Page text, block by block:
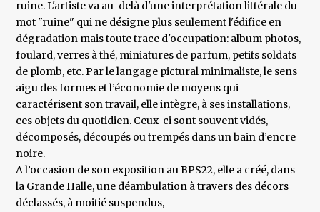
ruine. L'artiste va au-delà d'une interprétation littérale du
mot "ruine" qui ne désigne plus seulement l'édifice en
dégradation mais toute trace d'occupation: album photos,
foulard, verres à thé, miniatures de parfum, petits soldats
de plomb, etc. Par le langage pictural minimaliste, le sens
aigu des formes et l’économie de moyens qui
caractérisent son travail, elle intègre, à ses installations,
ces objets du quotidien. Ceux-ci sont souvent vidés,
décomposés, découpés ou trempés dans un bain d’encre
noire.
A l’occasion de son exposition au BPS22, elle a créé, dans
la Grande Halle, une déambulation à travers des décors
déclassés, à moitié suspendus,